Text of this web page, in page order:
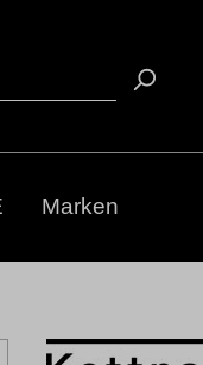
Marken